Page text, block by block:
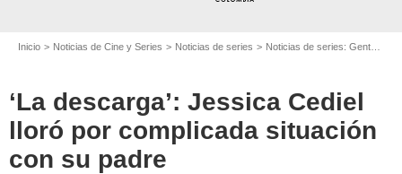
Inicio Noticias de Cine y Series Noticias de series Noticias de series: Gente
‘La descarga’: Jessica Cediel
lloró por complicada situación
con su padreCaracol Televisión